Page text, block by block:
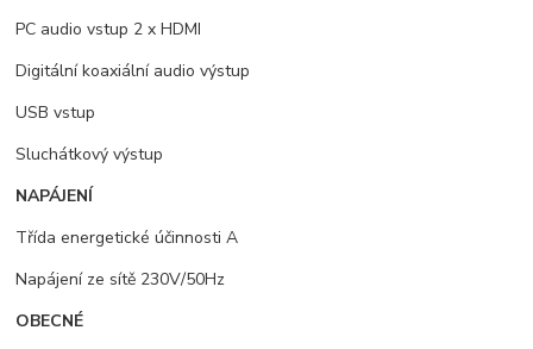
PC audio vstup 2 x HDMI
Digitální koaxiální audio výstup
USB vstup
Sluchátkový výstup
NAPÁJENÍ
Třída energetické účinnosti A
Napájení ze sítě 230V/50Hz
OBECNÉ